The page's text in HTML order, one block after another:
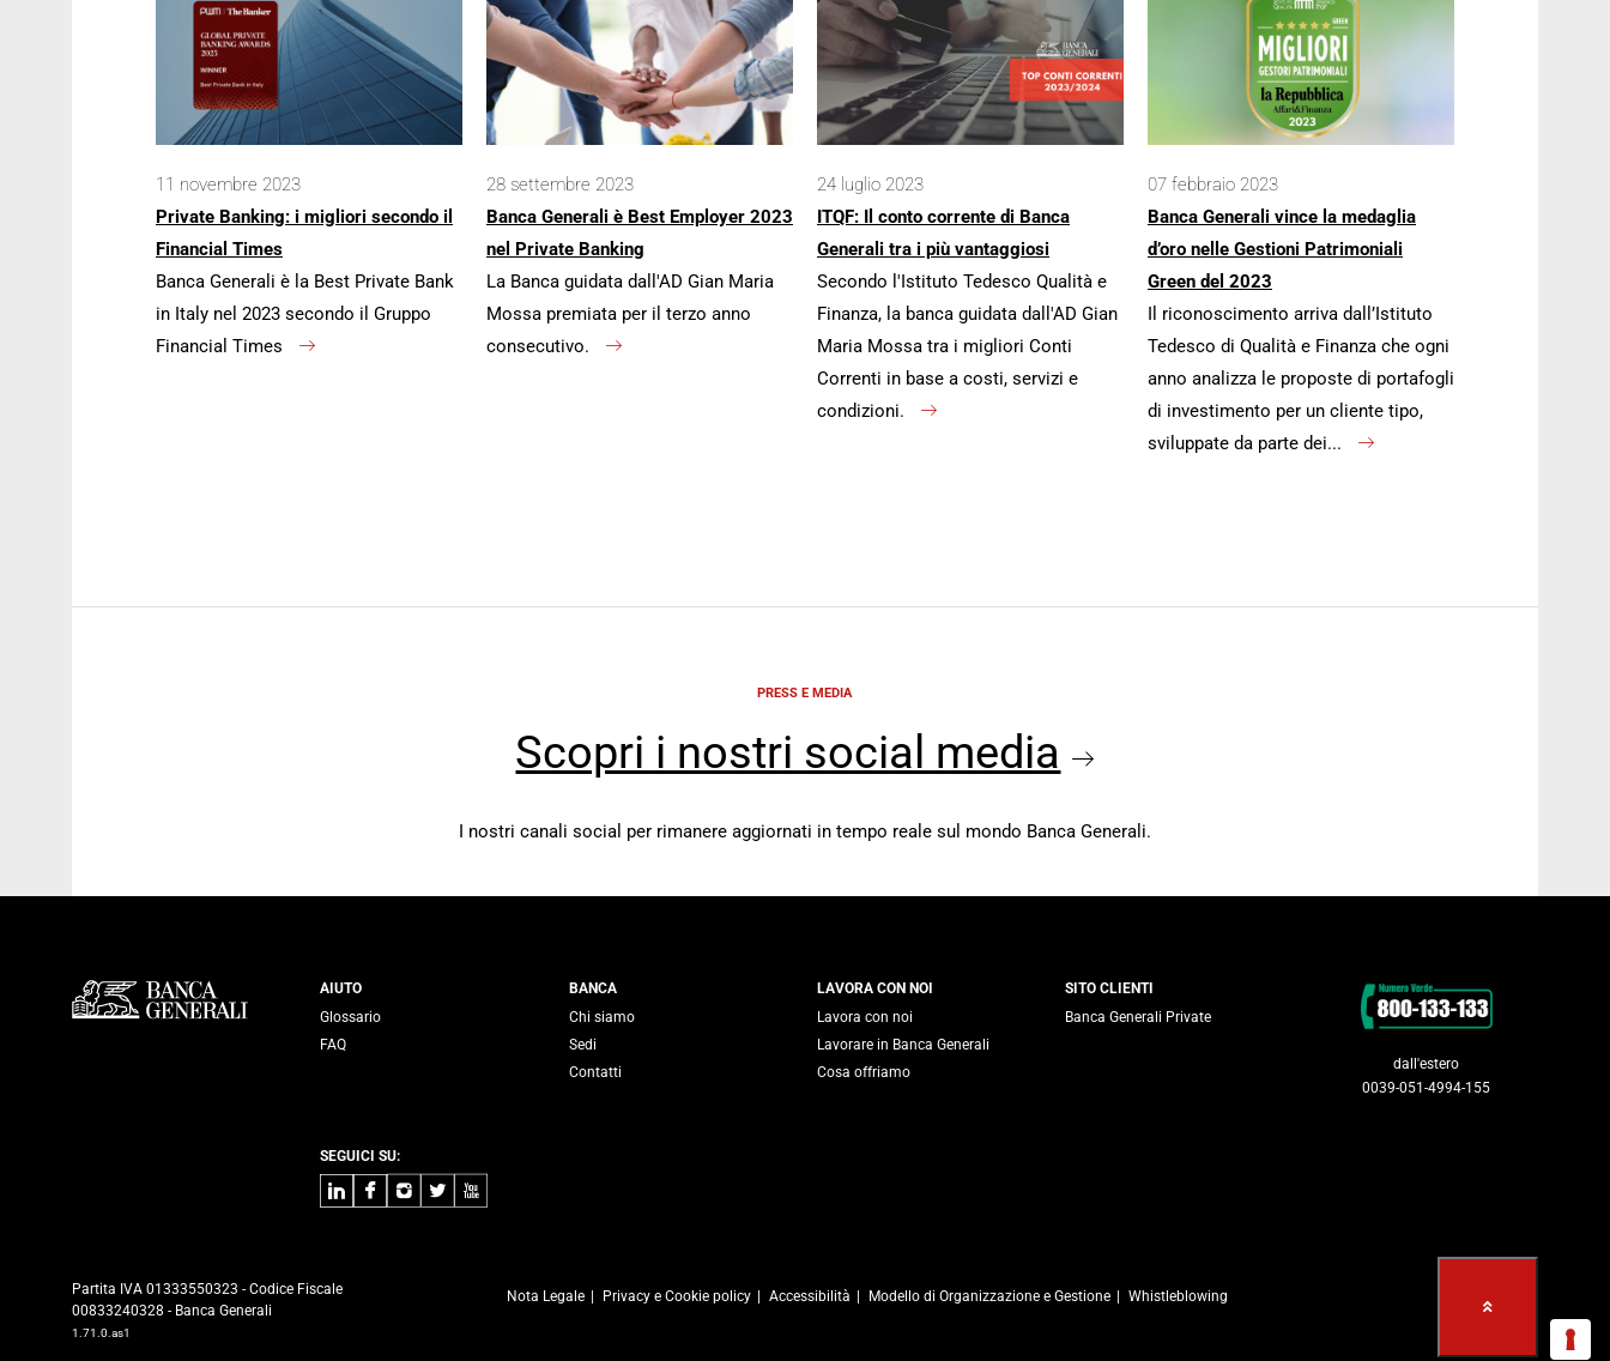
11 novembre 2023
Private Banking: i migliori secondo il
Financial Times
Banca Generali è la Best Private Bank
in Italy nel 2023 secondo il Gruppo
Financial Times
28 settembre 2023
Banca Generali è Best Employer 2023
nel Private Banking
La Banca guidata dall'AD Gian Maria
Mossa premiata per il terzo anno
consecutivo.
24 luglio 2023
ITQF: Il conto corrente di Banca
Generali tra i più vantaggiosi
Secondo l'Istituto Tedesco Qualità e
Finanza, la banca guidata dall'AD Gian
Maria Mossa tra i migliori Conti
Correnti in base a costi, servizi e
condizioni.
07 febbraio 2023
Banca Generali vince la medaglia
d’oro nelle Gestioni Patrimoniali
Green del 2023
Il riconoscimento arriva dall’Istituto
Tedesco di Qualità e Finanza che ogni
anno analizza le proposte di portafogli
di investimento per un cliente tipo,
sviluppate da parte dei...
PRESS E MEDIA
Scopri i nostri social media
I nostri canali social per rimanere aggiornati in tempo reale sul mondo Banca Generali.
Servizi Banca Generali
AIUTO
Glossario
FAQ
BANCA
Chi siamo
Sedi
Contatti
LAVORA CON NOI
Lavora con noi
Lavorare in Banca Generali
Cosa offriamo
SITO CLIENTI
Banca Generali Private
SEGUICI SU:
LinkedInFacebook
Instagram
TwitterYoutube
Contatti
dall'estero
0039-051-4994-155
Nota Legale Privacy e Cookie policy Accessibilità Modello di Organizzazione e Gestione Whistleblowing
Partita IVA 01333550323 - Codice Fiscale
00833240328 - Banca Generali
1.71.0.as1